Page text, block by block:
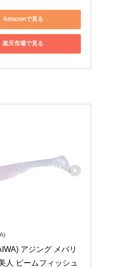
Amazonで見る
楽天市場で見る
アジング メバリ
人 ビームフィッシュ